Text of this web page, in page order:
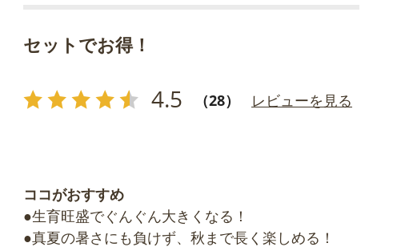
セットでお得！
4.5 （28） レビューを見る
ココがおすすめ
●生育旺盛でぐんぐん大きくなる！
●真夏の暑さにも負けず、秋まで長く楽しめる！